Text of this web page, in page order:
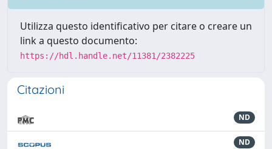
Utilizza questo identificativo per citare o creare un
link a questo documento:
https://hdl.handle.net/11381/2382225
Citazioni
ND
ND